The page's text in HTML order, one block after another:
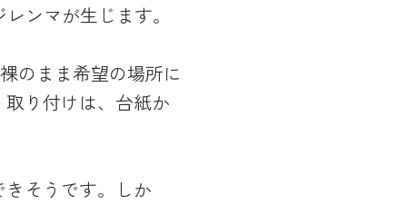
ンマが生じます。
のまま希望の場所に
り付けは、台紙か
そうです。しか